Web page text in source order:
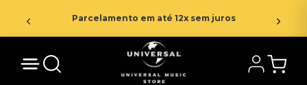
Parcelamento em até 12x sem juros